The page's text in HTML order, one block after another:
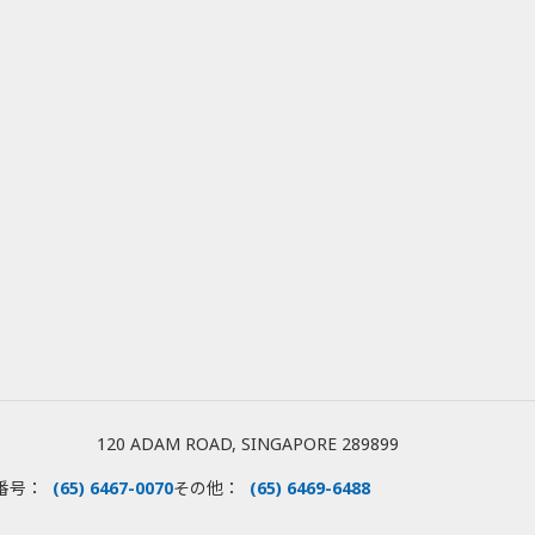
120 ADAM ROAD, SINGAPORE 289899
号：
(65) 6467-0070その他： (65) 6469-6488